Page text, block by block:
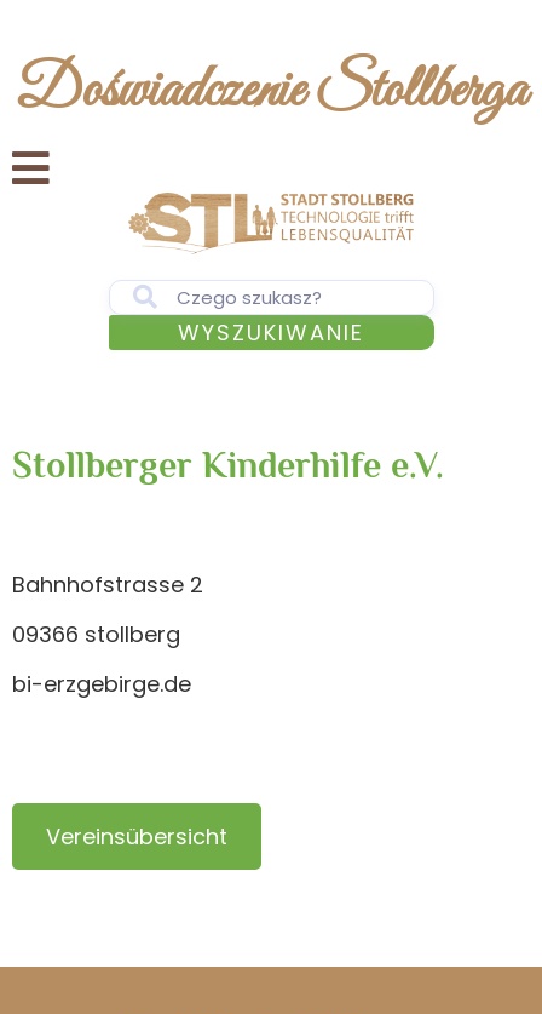
Doświadczenie Stollberga
WYSZUKIWANIE
Stollberger Kinderhilfe e.V.
Bahnhofstrasse 2
09366 stollberg
bi-erzgebirge.de
Vereinsübersicht